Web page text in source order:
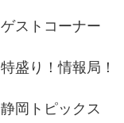
ゲストコーナー
特盛り！情報局！
静岡トピックス